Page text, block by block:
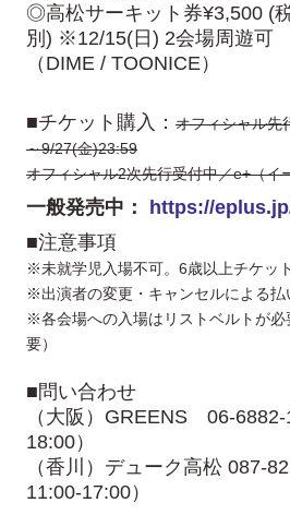
◎高松サーキット券¥3,500 (
別) ※12/15(日) 2会場周遊可
（DIME / TOONICE）
■チケット購入： オフィシャル先
～9/27(金)23:59
オフィシャル2次先行受付中／e+（イ
一般発売中：
https://
■注意事項
※未就学児入場不可。6歳以上チケット
※出演者の変更・キャンセルによる払
※各会場への入場はリストベルトが必
要）
■問い合わせ
（大阪）GREENS 06-
18:00）
（香川）デューク高松 087-
11:00-17:00）